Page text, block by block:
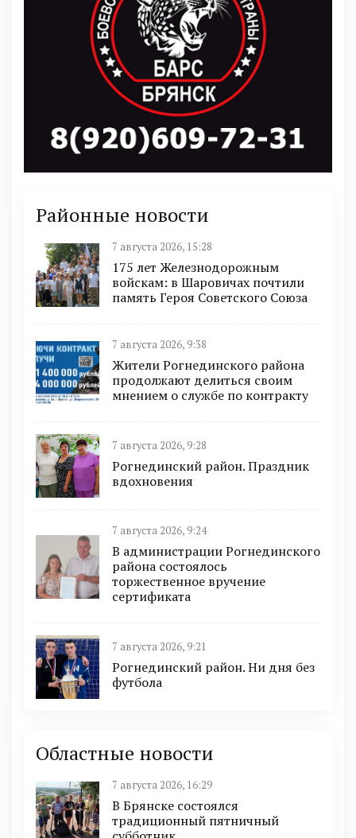
Районные новости
7 августа 2026, 15:28
175 лет Железнодорожным
войскам: в Шаровичах почтили
память Героя Советского Союза
7 августа 2026, 9:38
Жители Рогнединского района
продолжают делиться своим
мнением о службе по контракту
7 августа 2026, 9:28
Рогнединский район. Праздник
вдохновения
7 августа 2026, 9:24
В администрации Рогнединского
района состоялось
торжественное вручение
сертификата
7 августа 2026, 9:21
Рогнединский район. Ни дня без
футбола
Областные новости
7 августа 2026, 16:29
В Брянске состоялся
традиционный пятничный